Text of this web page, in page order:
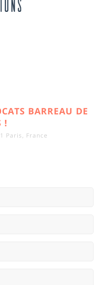
BARREAU DE
!
Paris, France